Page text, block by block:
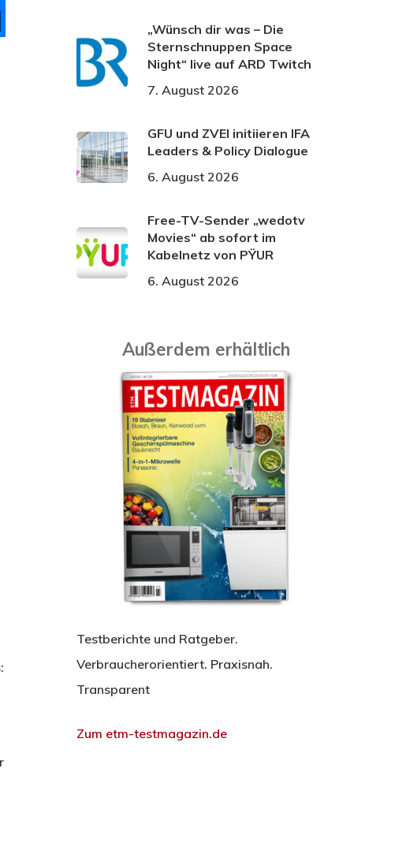
„Wünsch dir was – Die
Sternschnuppen Space
Night“ live auf ARD Twitch
7. August 2026
GFU und ZVEI initiieren IFA
Leaders & Policy Dialogue
6. August 2026
Free-TV-Sender „wedotv
Movies“ ab sofort im
Kabelnetz von PŸUR
6. August 2026
Außerdem erhältlich
Testberichte und Ratgeber.
Verbraucherorientiert. Praxisnah.
Transparent
Zum etm-testmagazin.de